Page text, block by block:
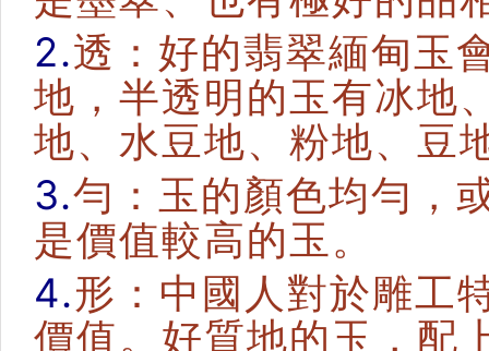
2.透：好的翡翠緬甸玉
地，半透明的玉有冰地
地、水豆地、粉地、豆
3.勻：玉的顏色均勻，
是價值較高的玉。
4.形：中國人對於雕工
價值。好質地的玉，配